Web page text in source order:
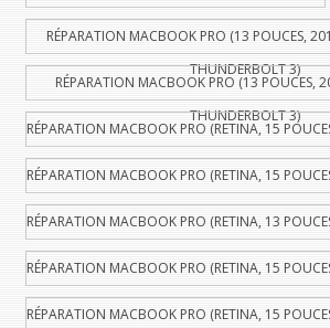
RÉPARATION MACBOOK PRO (13 POUCES,
THUNDERBOLT 3)
RÉPARATION MACBOOK PRO (13 POUCES,
THUNDERBOLT 3)
RÉPARATION MACBOOK PRO (RETINA, 15
RÉPARATION MACBOOK PRO (RETINA, 15
RÉPARATION MACBOOK PRO (RETINA, 13
RÉPARATION MACBOOK PRO (RETINA, 15
RÉPARATION MACBOOK PRO (RETINA, 15